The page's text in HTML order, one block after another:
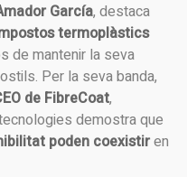
García, destaca
termoplàstics
de mantenir la seva
Per la seva banda,
de FibreCoat,
demostra que
poden coexistiren